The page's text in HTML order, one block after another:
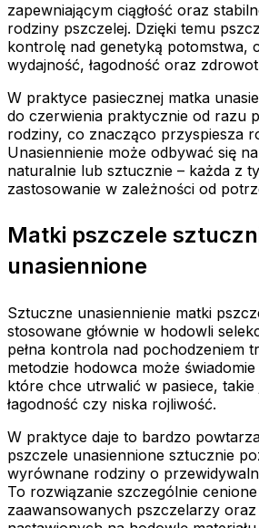
zapewniającym ciągłość oraz
rodziny pszczelej. Dzięki temu
kontrolę nad genetyką potomstwa,
wydajność, łagodność oraz
W praktyce pasiecznej matka
do czerwienia praktycznie od razu
rodziny, co znacząco przyspiesza
Unasiennienie może odbywać się
naturalnie lub sztucznie – każda z
zastosowanie w zależności od
Matki pszczele
unasiennione
Sztuczne unasiennienie matki
stosowane głównie w hodowli
pełna kontrola nad pochodzeniem
metodzie hodowca może
które chce utrwalić w pasiece, takie
łagodność czy niska rojliwość.
W praktyce daje to bardzo
pszczele unasiennione sztucznie
wyrównane rodziny o
To rozwiązanie szczególnie
zaawansowanych pszczelarzy